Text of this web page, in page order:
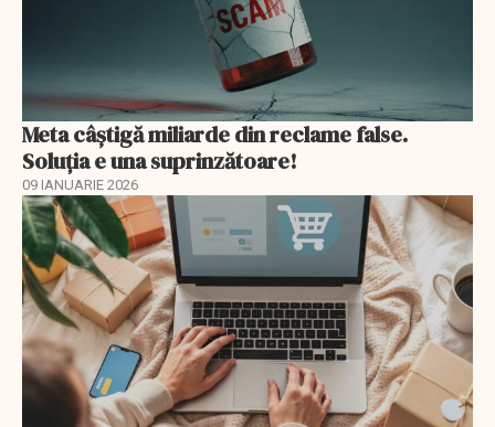
Meta câștigă miliarde din reclame false.
Soluția e una suprinzătoare!
09 IANUARIE 2026